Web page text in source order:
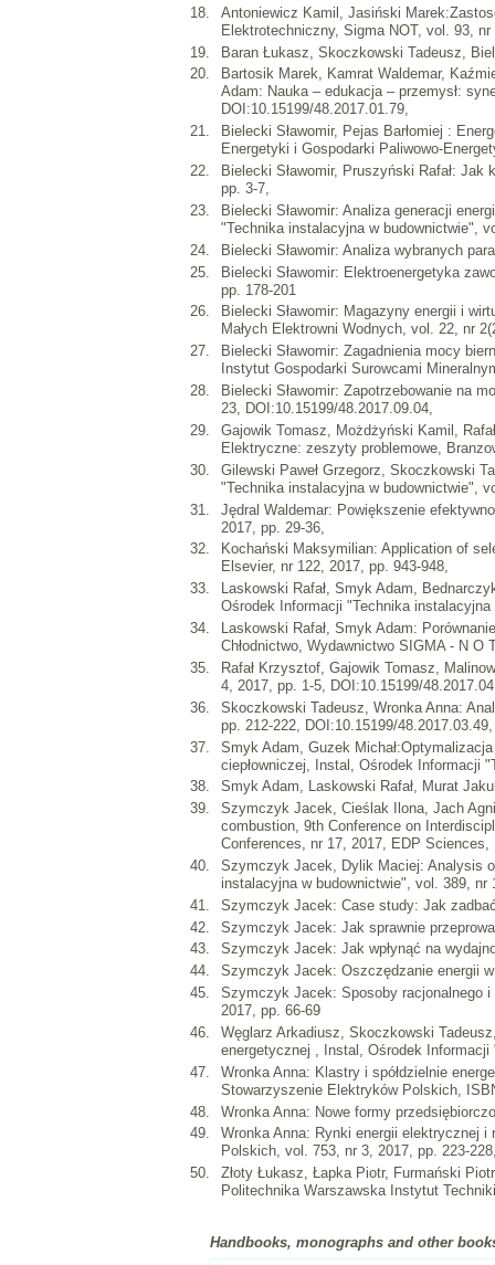
Antoniewicz Kamil, Jasiński
Elektrotechniczny, Sigma NOT, vol. 93,
Baran Łukasz, Skoczkowski Tadeusz,
Bartosik Marek, Kamrat Waldemar,
Adam: Nauka – edukacja – przemysł:
DOI:10.15199/48.2017.01.79,
Bielecki Sławomir, Pejas Barłomiej :
Energetyki i Gospodarki Paliwowo-
Bielecki Sławomir, Pruszyński Rafał:
pp. 3-7,
Bielecki Sławomir: Analiza generacji
"Technika instalacyjna w budownictwie",
Bielecki Sławomir: Analiza wybranych
Bielecki Sławomir: Elektroenergetyka
pp. 178-201
Bielecki Sławomir: Magazyny energii i
Małych Elektrowni Wodnych, vol. 22, nr
Bielecki Sławomir: Zagadnienia mocy
Instytut Gospodarki Surowcami
Bielecki Sławomir: Zapotrzebowanie na
23, DOI:10.15199/48.2017.09.04,
Gajowik Tomasz, Możdżyński Kamil,
Elektryczne: zeszyty problemowe,
Gilewski Paweł Grzegorz, Skoczkowski
"Technika instalacyjna w budownictwie",
Jędral Waldemar: Powiększenie
2017, pp. 29-36,
Kochański Maksymilian: Application of
Elsevier, nr 122, 2017, pp. 943-948,
Laskowski Rafał, Smyk Adam,
Ośrodek Informacji "Technika
Laskowski Rafał, Smyk Adam:
Chłodnictwo, Wydawnictwo SIGMA - N
Rafał Krzysztof, Gajowik Tomasz,
4, 2017, pp. 1-5, DOI:10.15199/
Skoczkowski Tadeusz, Wronka Anna:
pp. 212-222, DOI:10.15199/48.2017.03.49,
Smyk Adam, Guzek
ciepłowniczej, Instal, Ośrodek Informacji
Smyk Adam, Laskowski Rafał, Murat
Szymczyk Jacek, Cieślak Ilona, Jach
combustion, 9th Conference on
Conferences, nr 17, 2017, EDP Sciences,
Szymczyk Jacek, Dylik Maciej: Analysis
instalacyjna w budownictwie", vol. 389, nr
Szymczyk Jacek: Case study: Jak
Szymczyk Jacek: Jak sprawnie
Szymczyk Jacek: Jak wpłynąć na
Szymczyk Jacek: Oszczędzanie energii
Szymczyk Jacek: Sposoby racjonalnego i
2017, pp. 66-69
Węglarz Arkadiusz, Skoczkowski
energetycznej , Instal, Ośrodek
Wronka Anna: Klastry i spółdzielnie
Stowarzyszenie Elektryków Polskich,
Wronka Anna: Nowe formy
Wronka Anna: Rynki energii elektrycznej
Polskich, vol. 753, nr 3, 2017, pp. 223-
Złoty Łukasz, Łapka Piotr, Furmański
Politechnika Warszawska Instytut
Handbooks, monographs and other